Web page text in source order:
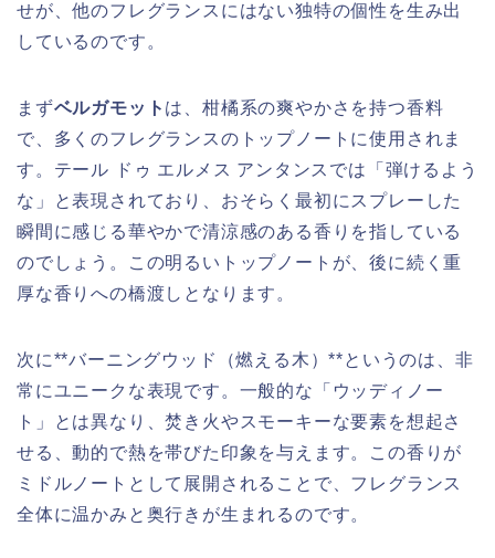
せが、他のフレグランスにはない独特の個性を生み出
しているのです。
まずベルガモット は、柑橘系の爽やかさを持つ香料
で、多くのフレグランスのトップノートに使用されま
す。テール ドゥ エルメス アンタンスでは「弾けるよう
な」と表現されており、おそらく最初にスプレーした
瞬間に感じる華やかで清涼感のある香りを指している
のでしょう。この明るいトップノートが、後に続く重
厚な香りへの橋渡しとなります。
次に**バーニングウッド（燃える木）**というのは、非
常にユニークな表現です。一般的な「ウッディノー
ト」とは異なり、焚き火やスモーキーな要素を想起さ
せる、動的で熱を帯びた印象を与えます。この香りが
ミドルノートとして展開されることで、フレグランス
全体に温かみと奥行きが生まれるのです。